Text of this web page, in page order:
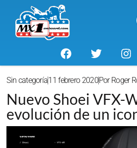
Sin categoría11 febrero 2020PorRoger
Nuevo Shoei VFX-
evolución de un